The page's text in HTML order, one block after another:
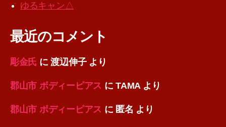
ゆるキャン△
最近のコメント
彫金氏 に渡辺伸子より
郡山市 ボディーピアス にTAMAより
郡山市 ボディーピアス に 匿名 より